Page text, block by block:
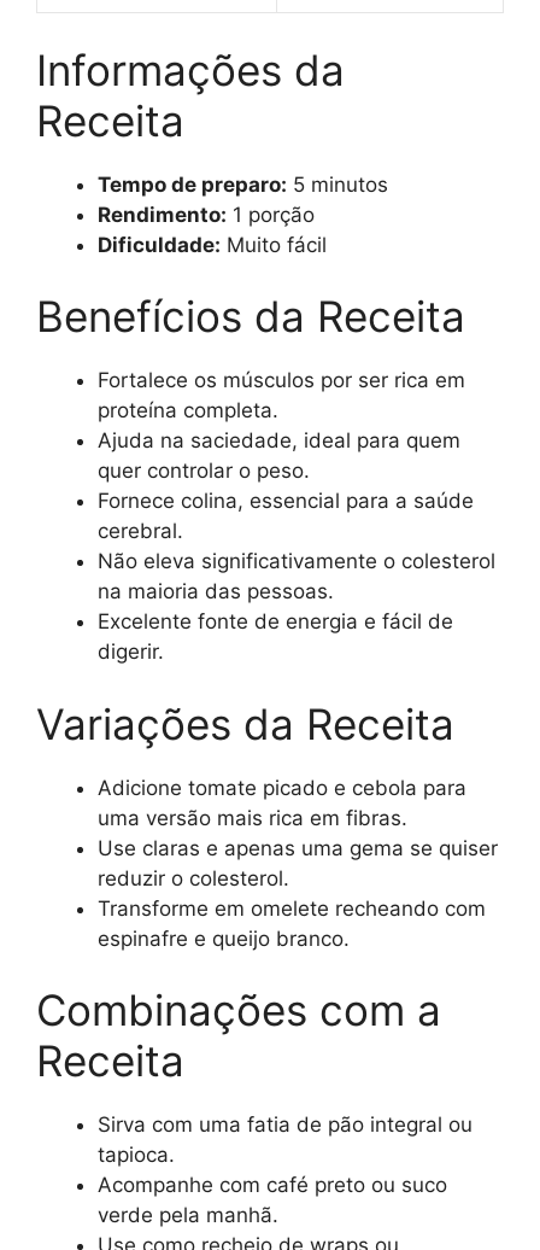
Informações da
Receita
Tempo de preparo: 5 minutos
Rendimento: 1 porção
Dificuldade: Muito fácil
Benefícios da Receita
Fortalece os músculos por ser rica em
proteína completa.
Ajuda na saciedade, ideal para quem
quer controlar o peso.
Fornece colina, essencial para a saúde
cerebral.
Não eleva significativamente o colesterol
na maioria das pessoas.
Excelente fonte de energia e fácil de
digerir.
Variações da Receita
Adicione tomate picado e cebola para
uma versão mais rica em fibras.
Use claras e apenas uma gema se quiser
reduzir o colesterol.
Transforme em omelete recheando com
espinafre e queijo branco.
Combinações com a
Receita
Sirva com uma fatia de pão integral ou
tapioca.
Acompanhe com café preto ou suco
verde pela manhã.
Use como recheio de wraps ou